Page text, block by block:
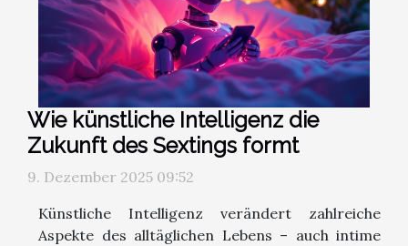
Wie künstliche Intelligenz die
Zukunft des Sextings formt
9. Dezember 2025 09:52
Künstliche Intelligenz verändert zahlreiche
Aspekte des alltäglichen Lebens – auch intime